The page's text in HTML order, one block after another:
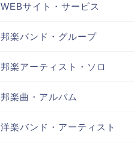
WEBサイト・サービス
邦楽バンド・グループ
邦楽アーティスト・ソロ
邦楽曲・アルバム
洋楽バンド・アーティスト